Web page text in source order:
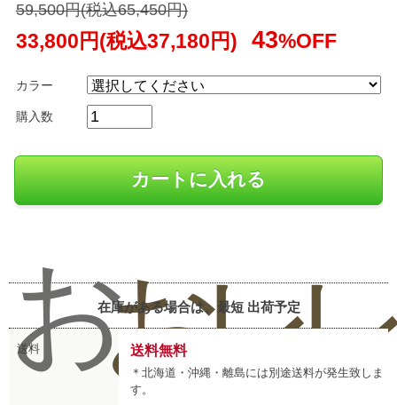
59,500円(税込65,450円)
33,800円(税込37,180円) 43%OFF
カラー
購入数
おおレ
在庫がある場合は、最短 出荷予定
送料 送料無料
＊北海道・沖縄・離島には別途送料が発生致しま
す。